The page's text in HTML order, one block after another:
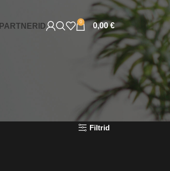
PARTNERID 0 0,00€
Filtrid